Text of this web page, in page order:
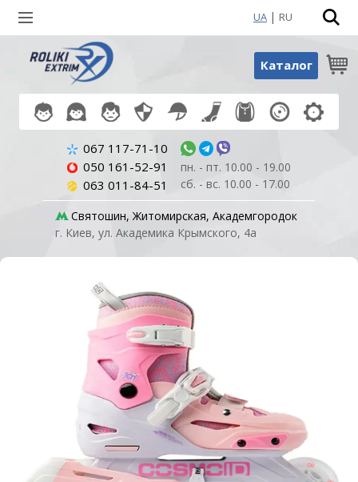
UA | RU
Каталог
067 117-71-10
050 161-52-91
063 011-84-51
пн. - пт. 10.00 - 19.00
сб. - вс. 10.00 - 17.00
Святошин, Житомирская, Академгородок
г. Киев, ул. Академика Крымского, 4а